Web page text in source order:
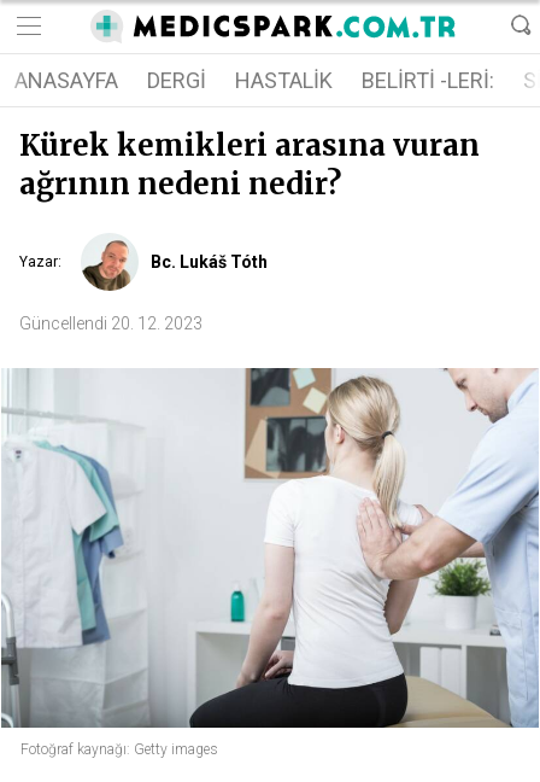
ANASAYFA DERGI HASTALIK BELIRTI -LERI:
Kürek kemikleri arasına vuran
ağrının nedeni nedir?
Yazar: Bc. Lukáš Tóth
Güncellendi 20. 12. 2023
Fotoğraf kaynağı: Getty images